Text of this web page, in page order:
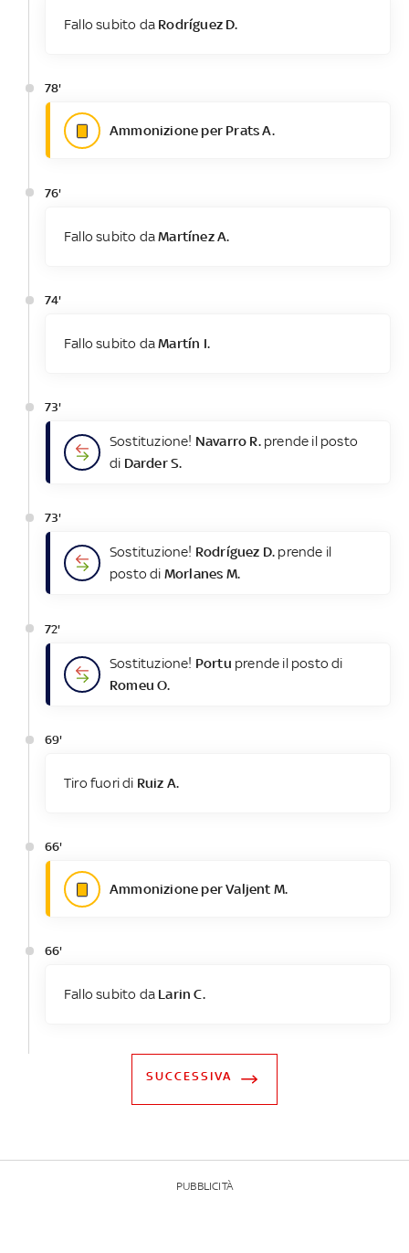
Fallo subito da Rodríguez D.
78'
Ammonizione per Prats A.
76'
Fallo subito daMartínez A.
74'
Fallo subito daMartín I.
73'
Sostituzione! Navarro R.prende il posto
di Darder S.
73'
Sostituzione! Rodríguez D. prende il
posto di Morlanes M.
72'
Sostituzione! Portu prende il posto di
Romeu O.
69'
Tiro fuori di Ruiz A.
66'
Ammonizione per Valjent M.
66'
Fallo subito da Larin C.
SUCCESSIVA
PUBBLICITÀ